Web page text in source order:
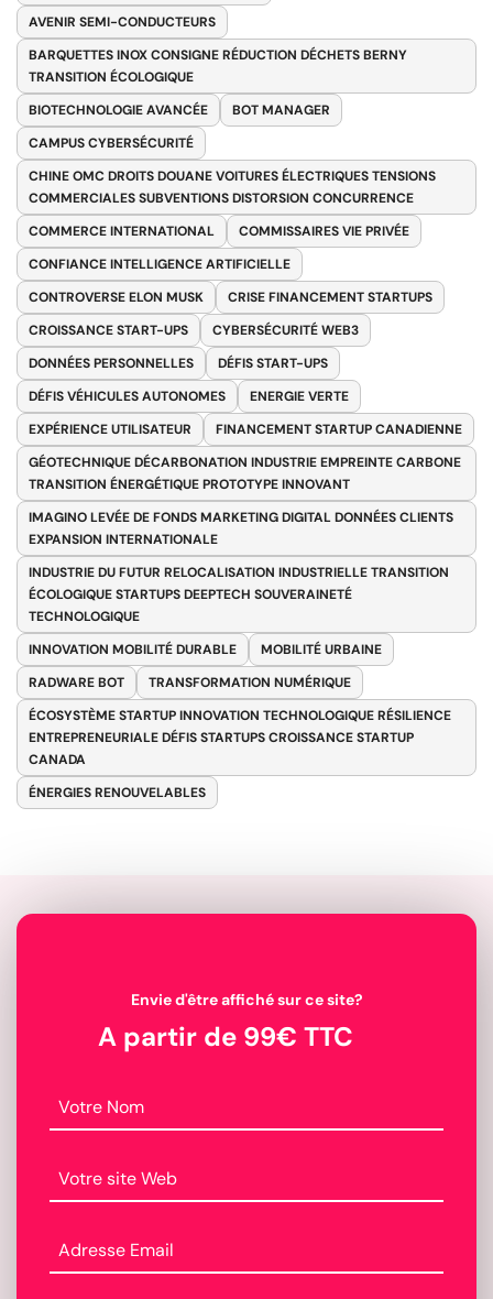
AVENIR SEMI-CONDUCTEURS
BARQUETTES INOX CONSIGNE RÉDUCTION DÉCHETS BERNY
TRANSITION ÉCOLOGIQUE
BIOTECHNOLOGIE AVANCÉE
BOT MANAGER
CAMPUS CYBERSÉCURITÉ
CHINE OMC DROITS DOUANE VOITURES ÉLECTRIQUES TENSIONS
COMMERCIALES SUBVENTIONS DISTORSION CONCURRENCE
COMMERCE INTERNATIONAL
COMMISSAIRES VIE PRIVÉE
CONFIANCE INTELLIGENCE ARTIFICIELLE
CONTROVERSE ELON MUSK
CRISE FINANCEMENT STARTUPS
CROISSANCE START-UPS
CYBERSÉCURITÉ WEB3
DONNÉES PERSONNELLES
DÉFIS START-UPS
DÉFIS VÉHICULES AUTONOMES
ENERGIE VERTE
EXPÉRIENCE UTILISATEUR
FINANCEMENT STARTUP CANADIENNE
GÉOTECHNIQUE DÉCARBONATION INDUSTRIE EMPREINTE CARBONE
TRANSITION ÉNERGÉTIQUE PROTOTYPE INNOVANT
IMAGINO LEVÉE DE FONDS MARKETING DIGITAL DONNÉES CLIENTS
EXPANSION INTERNATIONALE
INDUSTRIE DU FUTUR RELOCALISATION INDUSTRIELLE TRANSITION
ÉCOLOGIQUE STARTUPS DEEPTECH SOUVERAINETÉ
TECHNOLOGIQUE
INNOVATION MOBILITÉ DURABLE
MOBILITÉ URBAINE
RADWARE BOT
TRANSFORMATION NUMÉRIQUE
ÉCOSYSTÈME STARTUP INNOVATION TECHNOLOGIQUE RÉSILIENCE
ENTREPRENEURIALE DÉFIS STARTUPS CROISSANCE STARTUP
CANADA
ÉNERGIES RENOUVELABLES
Envie d'être affiché sur ce site?
A partir de 99€ TTC